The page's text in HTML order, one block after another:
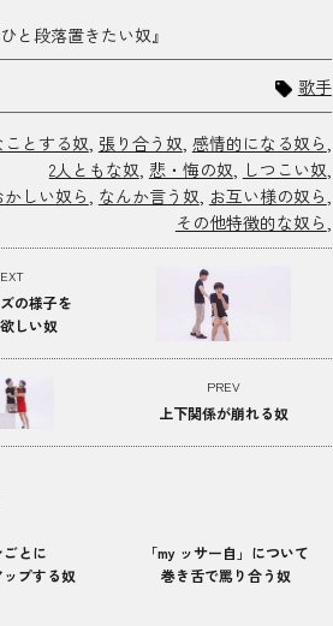
と段落置きたい奴』
歌手
ことする奴, 張り合う奴, 感情的になる奴ら,
2人ともな奴, 悲・悔の奴, しつこい奴,
かしい奴ら, なんか言う奴, お互い様の奴ら,
その他特徴的な奴ら,
PREV
上下関係が崩れる奴
の様子を
しい奴
とに
プする奴
「my ッサー自」について
巻き舌で罵り合う奴